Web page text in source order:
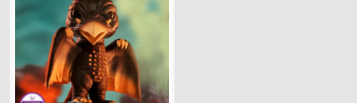
ai
l
p
Coconut
n°1768